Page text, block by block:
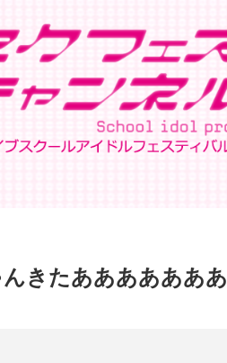
きたあああああああ